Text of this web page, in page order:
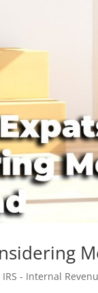
IRS - Internal